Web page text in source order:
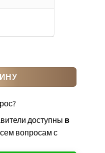
доступны в
вопросам с